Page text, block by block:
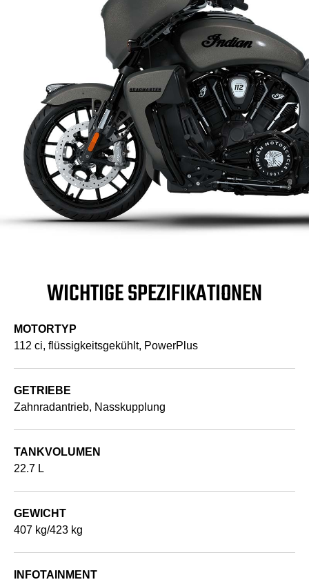
WICHTIGE SPEZIFIKATIONEN
MOTORTYP
112 ci, flüssigkeitsgekühlt, PowerPlus
GETRIEBE
Zahnradantrieb, Nasskupplung
TANKVOLUMEN
22.7 L
GEWICHT
407 kg/423 kg
INFOTAINMENT